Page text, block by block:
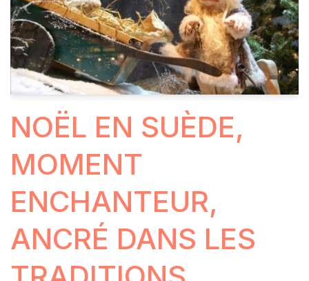
NOËL EN SUÈDE,
MOMENT
ENCHANTEUR,
ANCRÉ DANS LES